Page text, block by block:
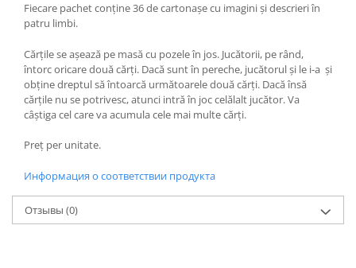
Fiecare pachet conține 36 de cartonașe cu imagini și descrieri în
patru limbi.
Cărțile se așează pe masă cu pozele în jos. Jucătorii, pe rând,
întorc oricare două cărți. Dacă sunt în pereche, jucătorul și le i-a și
obține dreptul să întoarcă următoarele două cărți. Dacă însă
cărțile nu se potrivesc, atunci intră în joc celălalt jucător. Va
câștiga cel care va acumula cele mai multe cărți.
Preț per unitate.
Информация о соответствии продукта
Отзывы (0)